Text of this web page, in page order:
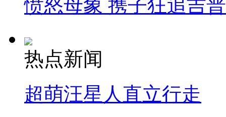
愤怒母象 携子狂追吉
热点新闻
超萌汪星人直立行走